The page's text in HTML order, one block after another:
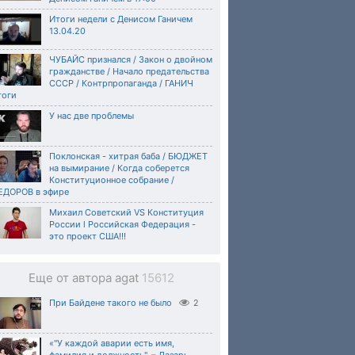
Итоги недели с Денисом Ганичем
13.04.20
ЧУБАЙС признался / Закон о двойном
гражданстве / Начало предательства
СССР / Контрпропаганда / ГАНИЧ
У нас две проблемы
Поклонская - хитрая баба / БЮДЖЕТ
на вымирание / Когда соберется
Конституционное собрание /
в эфире
Михаил Советский VS Конституция
России l Российская Федерация -
это проект США!!!
Еще от автора agat 15612
При Байдене такого не было 2
«"У каждой аварии есть имя,